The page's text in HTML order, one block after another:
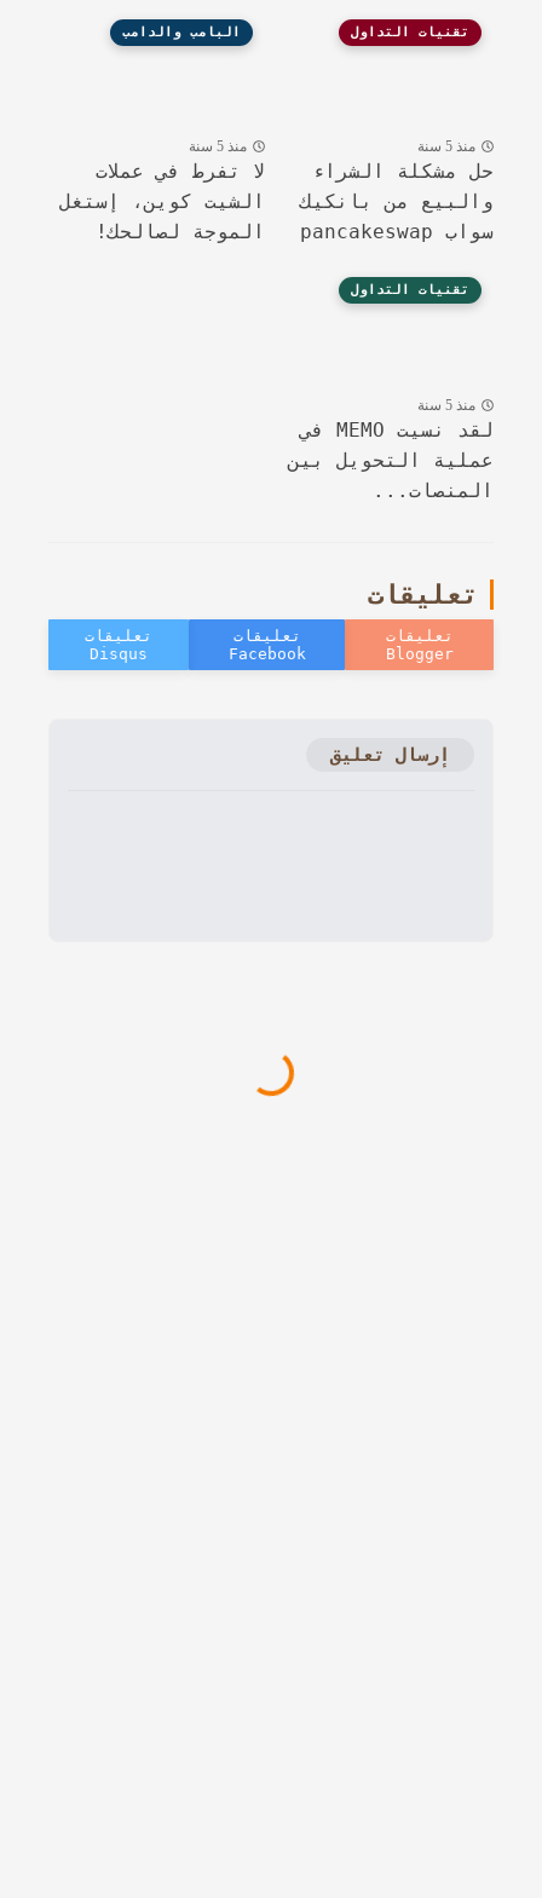
تقنيات التداول
منذ 5 سنة
حل مشكلة الشراء
والبيع من بانكيك
سواب pancakeswap
البامب والدامب
منذ 5 سنة
لا تفرط في عملات
الشيت كوين، إستغل
الموجة لصالحك!
تقنيات التداول
منذ 5 سنة
لقد نسيت MEMO في
عملية التحويل بين
المنصات...
تعليقات
إرسال تعليق